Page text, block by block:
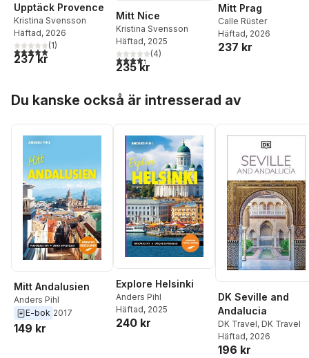
Upptäck Provence
Kristina Svensson
Häftad, 2026
5,0utav 5 stjärnor. Totalt antal röster:
(1)
237 kr
Mitt Nice
Kristina Svensson
Häftad, 2025
4,3utav 5 stjärnor. Totalt antal röster:
(4)
235 kr
Mitt Prag
Calle Rüster
Häftad, 2026
237 kr
Du kanske också är intresserad av
Mitt Andalusien
Anders Pihl
E-bok 2017
149 kr
Explore Helsinki
Anders Pihl
Häftad, 2025
240 kr
DK Seville and
Andalucia
DK Travel, DK Travel
Häftad, 2026
196 kr